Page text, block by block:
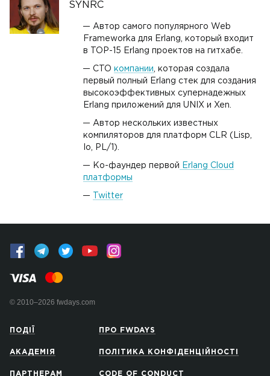
SYNRC
Автор самого популярного Web
Frameworkа для Erlang, который входит
в TOP-15 Erlang проектов на гитхабе.
CTO компании , которая создала
первый полный Erlang стек для создания
высокоэффективных супернадежных
Erlang приложений для UNIX и Xen.
Автор нескольких известных
компиляторов для платформ CLR (Lisp,
Io, PL/1).
Ко-фаундер первой Erlang Cloud
платформы
Twitter
© 2010–2026 fwdays.com
ПОДІЇ
АКАДЕМІЯ
ПАРТНЕРАМ
ПРО FWDAYS
ПОЛІТИКА КОНФІДЕНЦІЙНОСТІ
CODE OF CONDUCT